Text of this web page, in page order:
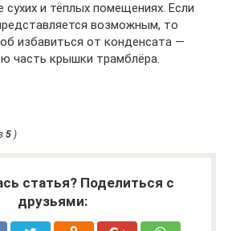
и тёплых помещениях. Если
возможным, то
избавиться от конденсата —
часть крышки трамблёра.
5 )
статья? Поделиться с
друзьями: